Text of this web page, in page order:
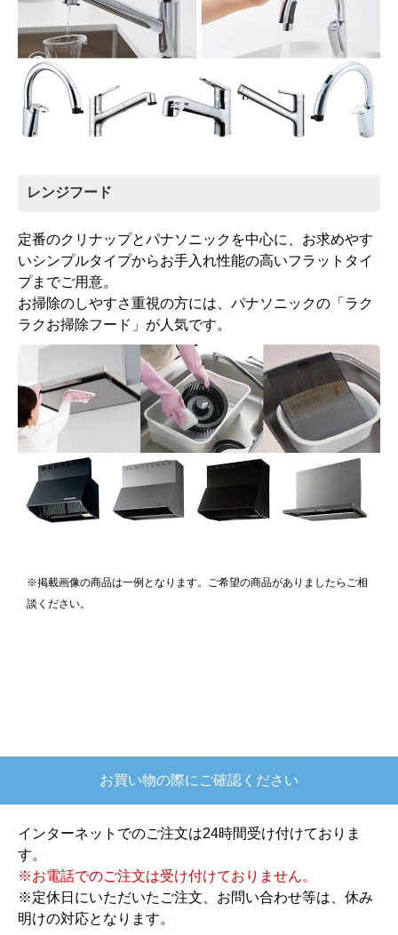
レンジフード
定番のクリナップとパナソニックを中心に、お求めやす
いシンプルタイプからお手入れ性能の高いフラットタイ
プまでご用意。
お掃除のしやすさ重視の方には、パナソニックの「ラク
ラクお掃除フード」が人気です。
※掲載画像の商品は一例となります。ご希望の商品がありましたらご相
談ください。
お買い物の際にご確認ください
インターネットでのご注文は24時間受け付けておりま
す。
※お電話でのご注文は受け付けておりません。
※定休日にいただいたご注文、お問い合わせ等は、休み
明けの対応となります。